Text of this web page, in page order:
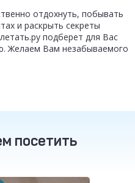
отдохнуть, побывать
и раскрыть секреты
подберет для Вас
Желаем Вам незабываемого
посетить